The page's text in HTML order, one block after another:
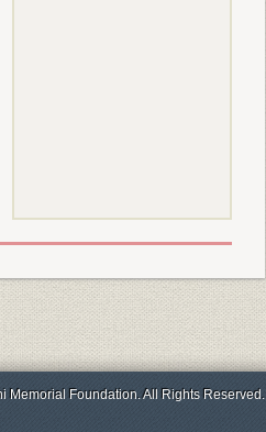
Memorial Foundation. All Rights Reserved.